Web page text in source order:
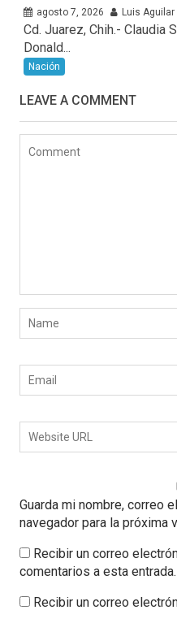
agosto 7, 2026 Luis Aguilar
Cd. Juarez, Chih.- Claudia
Donald...
Nación
LEAVE A COMMENT
Guarda mi nombre, correo
navegador para la próxima
Recibir un correo
comentarios a esta entrada.
Recibir un correo